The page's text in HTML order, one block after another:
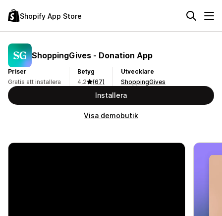
Shopify App Store
ShoppingGives ‑ Donation App
Priser
Gratis att installera
Betyg
4,2
(67)
Utvecklare
ShoppingGives
Installera
Visa demobutik